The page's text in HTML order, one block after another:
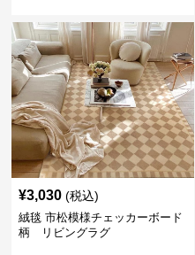
¥3,030 (税込)
絨毯 市松模様チェッカーボード
柄 リビングラグ